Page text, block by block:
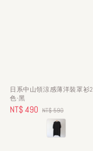
日系中山領涼感薄洋裝罩衫2
色-黑
Sale
NT$ 490 Regular
price
NT$ 590